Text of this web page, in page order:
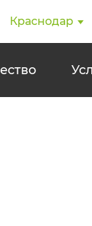
Краснодар